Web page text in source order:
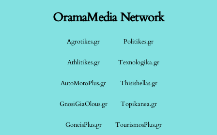
OramaMedia Network
Agrotikes.gr Politikes.gr
Athlitikes.gr Texnologika.gr
AutoMotoPlus.gr Thisishellas.gr
GnosiGiaOlous.gr Topikanea.gr
GoneisPlus.gr TourismosPlus.gr